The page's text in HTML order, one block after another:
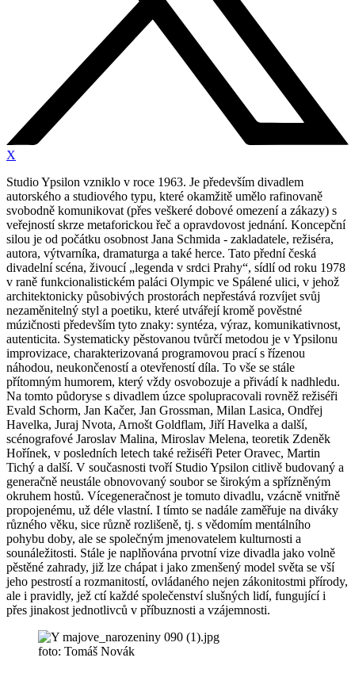
X
Studio Ypsilon vzniklo v roce 1963. Je především divadlem
autorského a studiového typu, které okamžitě umělo rafinovaně
svobodně komunikovat (přes veškeré dobové omezení a zákazy) s
veřejností skrze metaforickou řeč a opravdovost jednání. Koncepční
silou je od počátku osobnost Jana Schmida - zakladatele, režiséra,
autora, výtvarníka, dramaturga a také herce. Tato přední česká
divadelní scéna, živoucí „legenda v srdci Prahy“, sídlí od roku 1978
v raně funkcionalistickém paláci Olympic ve Spálené ulici, v jehož
architektonicky působivých prostorách nepřestává rozvíjet svůj
nezaměnitelný styl a poetiku, které utvářejí kromě pověstné
múzičnosti především tyto znaky: syntéza, výraz, komunikativnost,
autenticita. Systematicky pěstovanou tvůrčí metodou je v Ypsilonu
improvizace, charakterizovaná programovou prací s řízenou
náhodou, neukončeností a otevřeností díla. To vše se stále
přítomným humorem, který vždy osvobozuje a přivádí k nadhledu.
Na tomto půdoryse s divadlem úzce spolupracovali rovněž režiséři
Evald Schorm, Jan Kačer, Jan Grossman, Milan Lasica, Ondřej
Havelka, Juraj Nvota, Arnošt Goldflam, Jiří Havelka a další,
scénografové Jaroslav Malina, Miroslav Melena, teoretik Zdeněk
Hořínek, v posledních letech také režiséři Peter Oravec, Martin
Tichý a další. V současnosti tvoří Studio Ypsilon citlivě budovaný a
generačně neustále obnovovaný soubor se širokým a spřízněným
okruhem hostů. Vícegeneračnost je tomuto divadlu, vzácně vnitřně
propojenému, už déle vlastní. I tímto se nadále zaměřuje na diváky
různého věku, sice různě rozlišeně, tj. s vědomím mentálního
pohybu doby, ale se společným jmenovatelem kulturnosti a
sounáležitosti. Stále je naplňována prvotní vize divadla jako volně
pěstěné zahrady, již lze chápat i jako zmenšený model světa se vší
jeho pestrostí a rozmanitostí, ovládaného nejen zákonitostmi přírody,
ale i pravidly, jež ctí každé společenství slušných lidí, fungující i
přes jinakost jednotlivců v příbuznosti a vzájemnosti.
foto: Tomáš Novák